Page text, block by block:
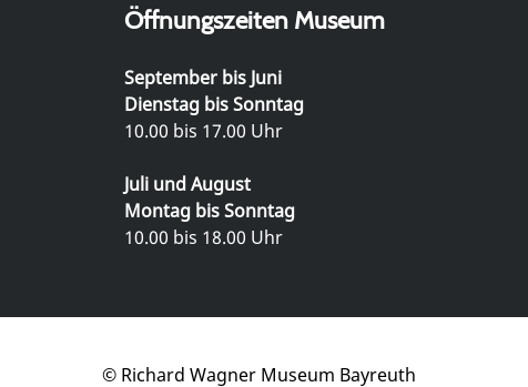
Öffnungszeiten Museum
September bis Juni
Dienstag bis Sonntag
10.00 bis 17.00 Uhr
Juli und August
Montag bis Sonntag
10.00 bis 18.00 Uhr
© Richard Wagner Museum Bayreuth